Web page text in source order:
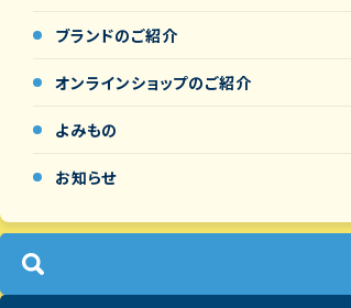
ブランドのご紹介
オンラインショップのご紹介
よみもの
お知らせ